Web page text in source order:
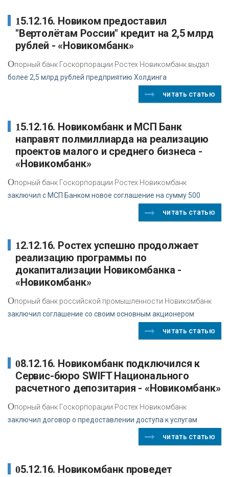
15.12.16. Новиком предоставил
"Вертолётам России" кредит на 2,5 млрд
рублей - «Новикомбанк»
Опорный банк Госкорпорации Ростех Новикомбанк выдал
более 2,5 млрд рублей предприятию Холдинга
читать статью
15.12.16. Новикомбанк и МСП Банк
направят полмиллиарда на реализацию
проектов малого и среднего бизнеса -
«Новикомбанк»
Опорный банк Госкорпорации Ростех Новикомбанк
заключил с МСП Банком новое соглашение на сумму 500
читать статью
12.12.16. Ростех успешно продолжает
реализацию программы по
докапитализации Новикомбанка -
«Новикомбанк»
Опорный банк российской промышленности Новикомбанк
заключил соглашение со своим основным акционером
читать статью
08.12.16. Новикомбанк подключился к
Сервис-бюро SWIFT Национального
расчетного депозитария - «Новикомбанк»
Опорный банк Госкорпорации Ростех Новикомбанк
заключил договор о предоставлении доступа к услугам
читать статью
05.12.16. Новикомбанк проведет